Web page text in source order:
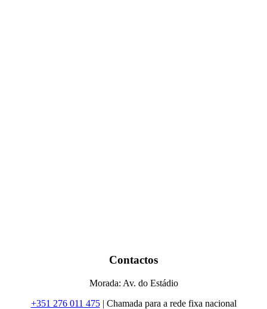
Contactos
Morada: Av. do Estádio
+351 276 011 475| Chamada para a rede fixa nacional